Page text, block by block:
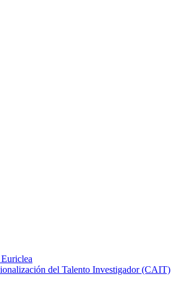
del Talento Investigador (CAIT)